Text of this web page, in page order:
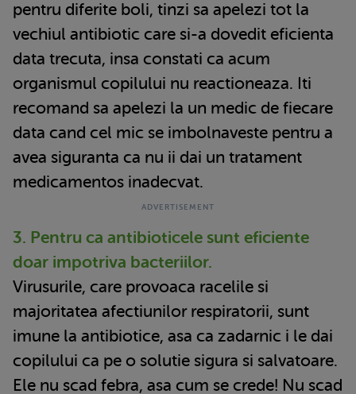
pentru diferite boli, tinzi sa apelezi tot la
vechiul antibiotic care si-a dovedit eficienta
data trecuta, insa constati ca acum
organismul copilului nu reactioneaza. Iti
recomand sa apelezi la un medic de fiecare
data cand cel mic se imbolnaveste pentru a
avea siguranta ca nu ii dai un tratament
medicamentos inadecvat.
3. Pentru ca antibioticele sunt eficiente
doar impotriva bacteriilor.
Virusurile, care provoaca racelile si
majoritatea afectiunilor respiratorii, sunt
imune la antibiotice, asa ca zadarnic i le dai
copilului ca pe o solutie sigura si salvatoare.
Ele nu scad febra, asa cum se crede! Nu scad